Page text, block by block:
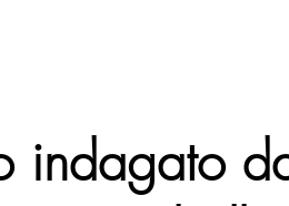
indagato